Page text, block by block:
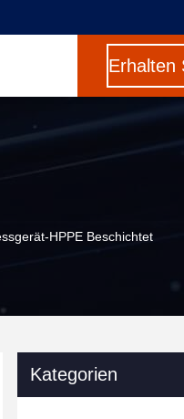
HPPE Beschichtet
Kategorien